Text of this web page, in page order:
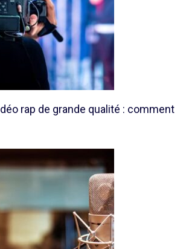
rap de grande qualité : comment